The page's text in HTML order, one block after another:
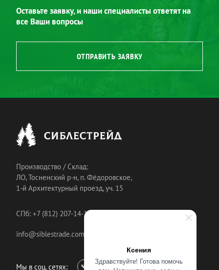
Ксения
Здравствуйте! Готова помочь
Оставьте заявку, и наши специалисты ответят на
все Ваши вопросы
ОТПРАВИТЬ ЗАЯВКУ
Производство / Склад:
ЛО, Тосненский р-н, п. Фёдоровское,
1-й Архитектурный проезд, уч. 15
СПб: +7 (812) 207-14-18
info@siblestrade.com
Мы в соц. сетях: